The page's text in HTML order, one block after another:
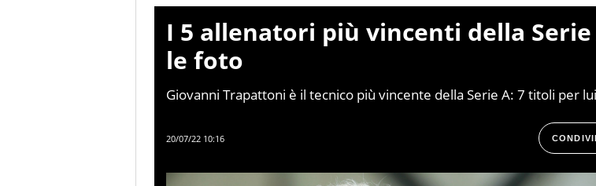
I 5 allenatori più vincenti della Serie
le foto
Giovanni Trapattoni è il tecnico più vincente della Serie A: 7 titoli per
20/07/22 10:16